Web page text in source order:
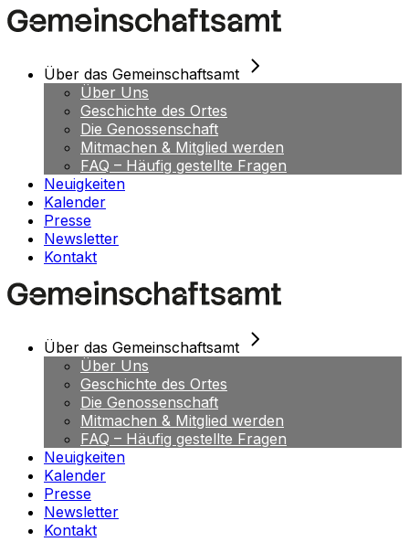
Skip
to
contentÜber das Gemeinschaftsamt
Über Uns
Geschichte des Ortes
Die Genossenschaft
Mitmachen & Mitglied werden
FAQ – Häufig gestellte Fragen
Neuigkeiten
Kalender
Presse
Newsletter
Kontakt
Über das Gemeinschaftsamt
Über Uns
Geschichte des Ortes
Die Genossenschaft
Mitmachen & Mitglied werden
FAQ – Häufig gestellte Fragen
Neuigkeiten
Kalender
Presse
Newsletter
Kontakt